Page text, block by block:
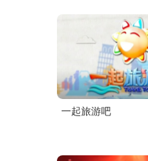
一起旅游吧